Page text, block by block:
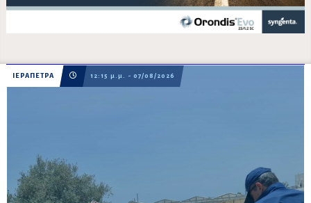
ΙΕΡΑΠΕΤΡΑ 12:15 μ.μ. - 07/08/2026